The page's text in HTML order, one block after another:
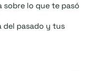
lo que te pasó
del pasado y tus